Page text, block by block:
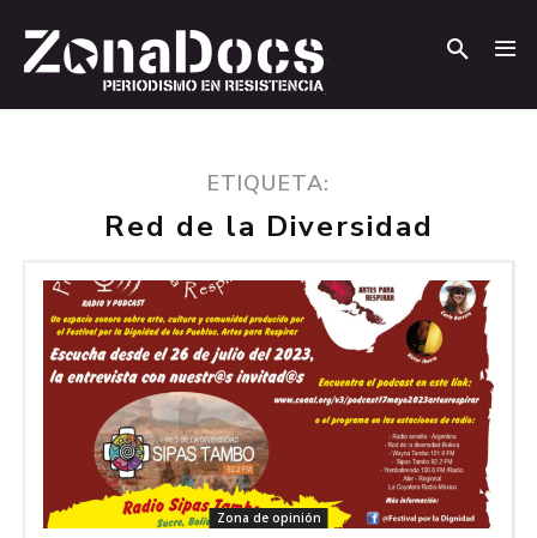
ETIQUETA:
Red de la Diversidad
Zona de opinión